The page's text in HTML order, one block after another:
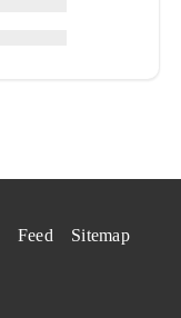
Feed
Sitemap